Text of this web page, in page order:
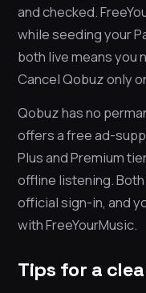
and checked.
while seeding your
both live means you
Cancel Qobuz only
Qobuz has no
offers a free ad-
Plus and Premium
offline listening.
official sign-in, and
with FreeYourMusic.
Tips for a